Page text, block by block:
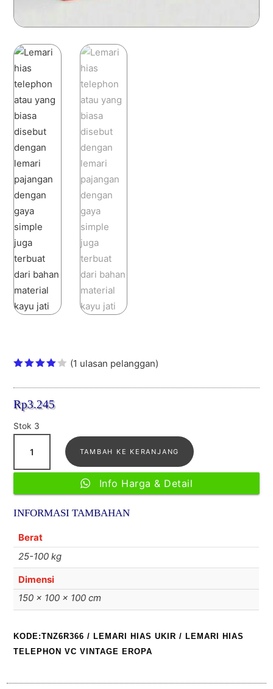
berdas
arkan
penilaia
n
(1 ulasan pelanggan)
Rp3.245
Stok 3
Lemari
hias
Vintage
Eropa
TAMBAH KE KERANJANG
Info Harga & Detail
INFORMASI TAMBAHAN
Berat
25-100 kg
Dimensi
150 × 100 × 100 cm
KODE:TNZ6R366 / LEMARI HIAS UKIR / LEMARI HIAS
TELEPHON VC VINTAGE EROPA